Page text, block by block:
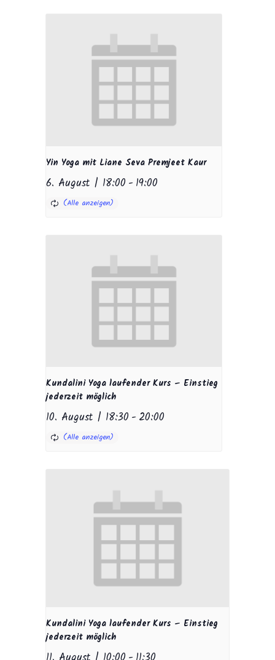
Yin Yoga mit Liane Seva Premjeet Kaur
6. August | 18:00 -19:00
Kundalini Yoga laufender Kurs – Einstieg
jederzeit möglich
10. August | 18:30 -20:00
Kundalini Yoga laufender Kurs – Einstieg
jederzeit möglich